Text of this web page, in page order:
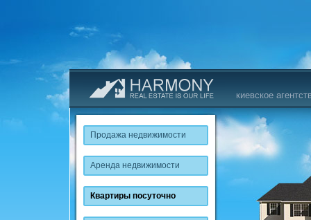
киевское
Продажа недвижимости
Аренда недвижимости
Квартиры посуточно